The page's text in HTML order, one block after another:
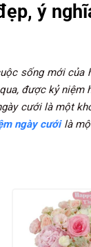
ý
sống mới của
được kỷ niệm
cưới là một
ngày cướilà